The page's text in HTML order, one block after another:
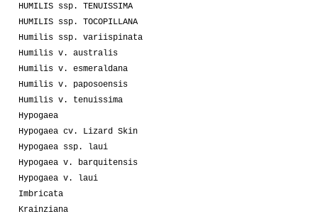
HUMILIS ssp. TENUISSIMA
HUMILIS ssp. TOCOPILLANA
Humilis ssp. variispinata
Humilis v. australis
Humilis v. esmeraldana
Humilis v. paposoensis
Humilis v. tenuissima
Hypogaea
Hypogaea cv. Lizard Skin
Hypogaea ssp. laui
Hypogaea v. barquitensis
Hypogaea v. laui
Imbricata
Krainziana